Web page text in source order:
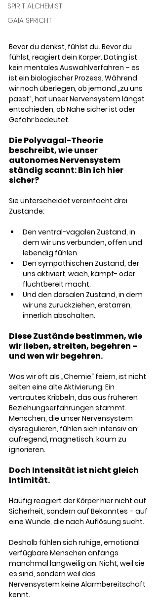
SPIRIT ALCHEMIST
GAIA SPRICHT
Bevor du denkst, fühlst du. Bevor du
fühlst, reagiert dein Körper. Dating ist
kein mentales Auswahlverfahren – es
ist ein biologischer Prozess. Während
wir noch überlegen, ob jemand „zu uns
passt“, hat unser Nervensystem längst
entschieden, ob Nähe sicher ist oder
Gefahr bedeutet.
Die Polyvagal-Theorie
beschreibt, wie unser
autonomes Nervensystem
ständig scannt: Bin ich hier
sicher?
Sie unterscheidet vereinfacht drei
Zustände:
Den ventral-vagalen Zustand, in
dem wir uns verbunden, offen und
lebendig fühlen.
Den sympathischen Zustand, der
uns aktiviert, wach, kämpf- oder
fluchtbereit macht.
Und den dorsalen Zustand, in dem
wir uns zurückziehen, erstarren,
innerlich abschalten.
Diese Zustände bestimmen, wie
wir lieben, streiten, begehren –
und wen wir begehren.
Was wir oft als „Chemie“ feiern, ist nicht
selten eine alte Aktivierung. Ein
vertrautes Kribbeln, das aus früheren
Beziehungserfahrungen stammt.
Menschen, die unser Nervensystem
dysregulieren, fühlen sich intensiv an:
aufregend, magnetisch, kaum zu
ignorieren.
Doch Intensität ist nicht gleich
Intimität.
Häufig reagiert der Körper hier nicht auf
Sicherheit, sondern auf Bekanntes – auf
eine Wunde, die nach Auflösung sucht.
Deshalb fühlen sich ruhige, emotional
verfügbare Menschen anfangs
manchmal langweilig an. Nicht, weil sie
es sind, sondern weil das
Nervensystem keine Alarmbereitschaft
kennt.